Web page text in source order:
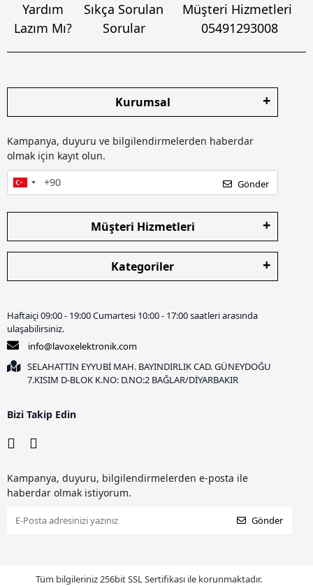
Yardım
Lazım Mı?
Sıkça Sorulan
Sorular
Müşteri Hizmetleri
05491293008
Kurumsal
Kampanya, duyuru ve bilgilendirmelerden haberdar
olmak için kayıt olun.
Gönder
Müşteri Hizmetleri
Kategoriler
Haftaiçi 09:00 - 19:00 Cumartesi 10:00 - 17:00 saatleri arasında
ulaşabilirsiniz.
info@lavoxelektronik.com
SELAHATTİN EYYUBİ MAH. BAYINDIRLIK CAD. GÜNEYDOĞU
7.KISIM D-BLOK K.NO: D.NO:2 BAĞLAR/DİYARBAKIR
Bizi Takip Edin
Kampanya, duyuru, bilgilendirmelerden e-posta ile
haberdar olmak istiyorum.
Gönder
Tüm bilgileriniz 256bit SSL Sertifikası ile korunmaktadır.